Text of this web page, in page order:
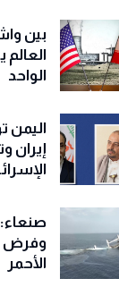
بين
الواحد
اليمن
إيران
صنعاء:
وفرض
الأحمر